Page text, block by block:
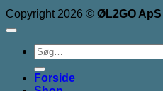
Copyright 2026 © ØL2GO ApS
Søg
efter:
Forside